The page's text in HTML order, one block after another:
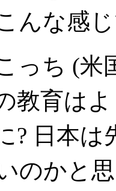
んな感
っち (米
教育は
? 日本
のかと